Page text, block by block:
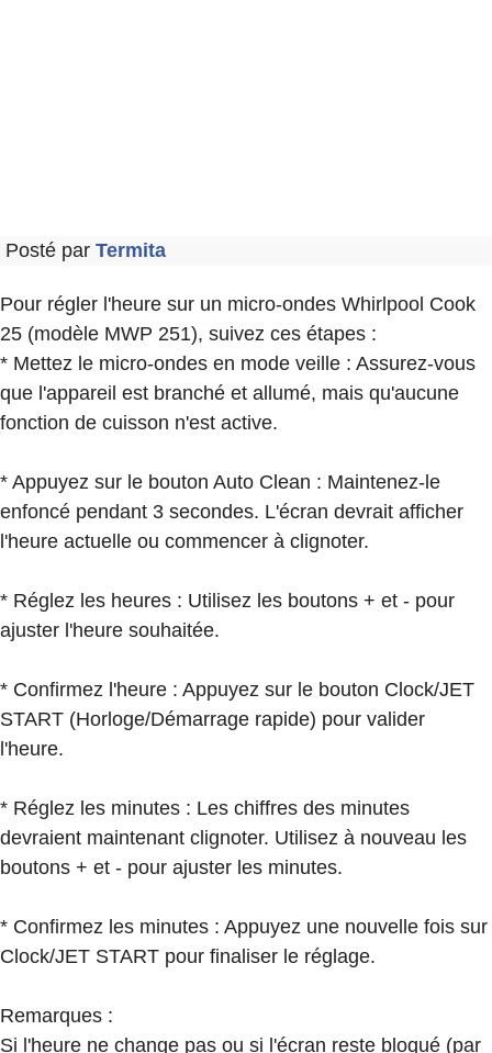
Posté par Termita
Pour régler l'heure sur un micro-ondes Whirlpool Cook
25 (modèle MWP 251), suivez ces étapes :
* Mettez le micro-ondes en mode veille : Assurez-vous
que l'appareil est branché et allumé, mais qu'aucune
fonction de cuisson n'est active.
* Appuyez sur le bouton Auto Clean : Maintenez-le
enfoncé pendant 3 secondes. L'écran devrait afficher
l'heure actuelle ou commencer à clignoter.
* Réglez les heures : Utilisez les boutons + et - pour
ajuster l'heure souhaitée.
* Confirmez l'heure : Appuyez sur le bouton Clock/JET
START (Horloge/Démarrage rapide) pour valider
l'heure.
* Réglez les minutes : Les chiffres des minutes
devraient maintenant clignoter. Utilisez à nouveau les
boutons + et - pour ajuster les minutes.
* Confirmez les minutes : Appuyez une nouvelle fois sur
Clock/JET START pour finaliser le réglage.
Remarques :
Si l'heure ne change pas ou si l'écran reste bloqué (par